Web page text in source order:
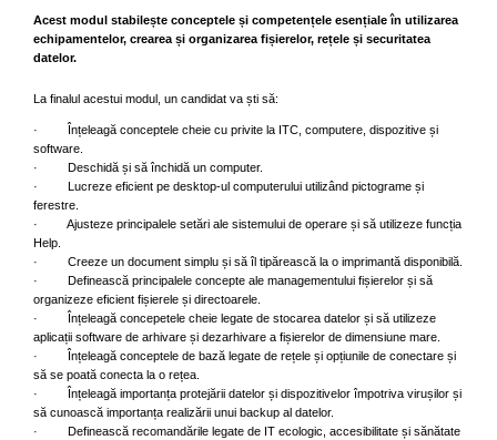
Acest modul stabilește conceptele și competențele esențiale în utilizarea
echipamentelor, crearea și organizarea fișierelor, rețele și securitatea
datelor.
La finalul acestui modul, un candidat va ști să:
· Înțeleagă conceptele cheie cu privite la ITC, computere, dispozitive și
software.
· Deschidă și să închidă un computer.
· Lucreze eficient pe desktop-ul computerului utilizând pictograme și
ferestre.
· Ajusteze principalele setări ale sistemului de operare și să utilizeze funcția
Help.
· Creeze un document simplu și să îl tipărească la o imprimantă disponibilă.
· Definească principalele concepte ale managementului fișierelor și să
organizeze eficient fișierele și directoarele.
· Înțeleagă concepetele cheie legate de stocarea datelor și să utilizeze
aplicații software de arhivare și dezarhivare a fișierelor de dimensiune mare.
· Înțeleagă conceptele de bază legate de rețele și opțiunile de conectare și
să se poată conecta la o rețea.
· Înțeleagă importanța protejării datelor și dispozitivelor împotriva virușilor și
să cunoască importanța realizării unui backup al datelor.
· Definească recomandările legate de IT ecologic, accesibilitate și sănătate